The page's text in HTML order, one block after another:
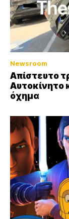
Newsroom
Απίστευτο
Αυτοκίνητο
όχημα